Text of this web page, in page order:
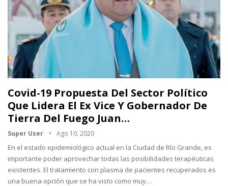
Covid-19 Propuesta Del Sector Político
Que Lidera El Ex Vice Y Gobernador De
Tierra Del Fuego Juan…
Super User Ago 10, 2020
En el estado epidemiológico actual en la Ciudad de Río Grande, es
importante poder aprovechar todas las posibilidades terapéuticas
existentes. El tratamiento con plasma de pacientes recuperados es
una buena opción que se ha visto como muy…